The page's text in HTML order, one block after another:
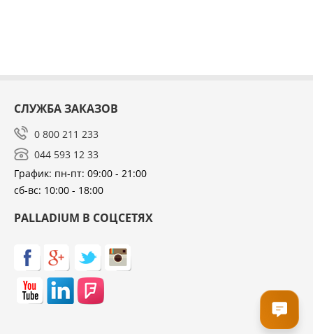
СЛУЖБА ЗАКАЗОВ
0 800 211 233
044 593 12 33
График: пн-пт: 09:00 - 21:00
сб-вс: 10:00 - 18:00
PALLADIUM В СОЦСЕТЯХ